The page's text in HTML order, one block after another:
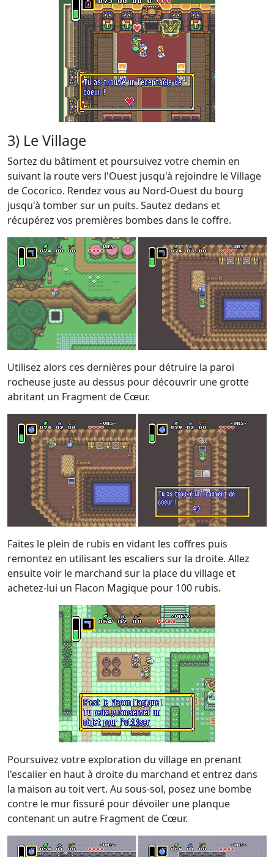
3) Le Village
Sortez du bâtiment et poursuivez votre chemin en
suivant la route vers l'Ouest jusqu'à rejoindre le Village
de Cocorico. Rendez vous au Nord-Ouest du bourg
jusqu'à tomber sur un puits. Sautez dedans et
récupérez vos premières bombes dans le coffre.
Utilisez alors ces dernières pour détruire la paroi
rocheuse juste au dessus pour découvrir une grotte
abritant un Fragment de Cœur.
Faites le plein de rubis en vidant les coffres puis
remontez en utilisant les escaliers sur la droite. Allez
ensuite voir le marchand sur la place du village et
achetez-lui un Flacon Magique pour 100 rubis.
Poursuivez votre exploration du village en prenant
l'escalier en haut à droite du marchand et entrez dans
la maison au toit vert. Au sous-sol, posez une bombe
contre le mur fissuré pour dévoiler une planque
contenant un autre Fragment de Cœur.